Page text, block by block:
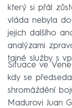
který si přál
vláda nebyla
jejich dalšího
analýzami
tajné služby s
Situace ve
kdy se
shromáždění
Madurovi Juan